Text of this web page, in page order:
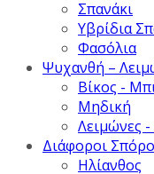
Σπανάκι
Υβρίδια
Φασόλια
Ψυχανθή –
Βίκος -
Μηδική
Λειμώνες
Διάφοροι
Ηλίανθος